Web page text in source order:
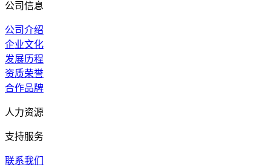
公司信息
公司介绍
企业文化
发展历程
资质荣誉
合作品牌
人力资源
支持服务
联系我们